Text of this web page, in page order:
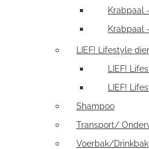
Krabpaal
Krabpaal
LIEF! Lifestyle
LIEF!
LIEF!
Shampoo
Transport/
Voerbak/Drinkbak